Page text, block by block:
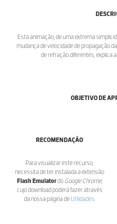
Esta animação, de uma extrema
mudança de velocidade de propagação
de refração diferentes, explica
OBJETIVO DE
RECOMENDAÇÃO
Para visualizar este recurso,
necessita de ter instalada a extensão
Flash Emulatordo Google Chrome,
cujo download poderá fazer através
da nossa página de Utilidades